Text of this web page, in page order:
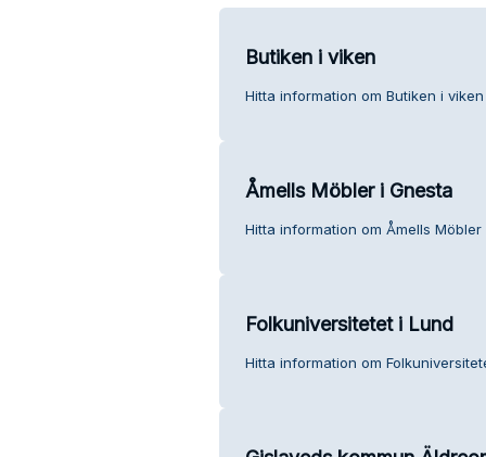
Butiken i viken
Hitta information om Butiken i
Åmells Möbler i Gnesta
Hitta information om Åmells
Folkuniversitetet i Lund
Hitta information om